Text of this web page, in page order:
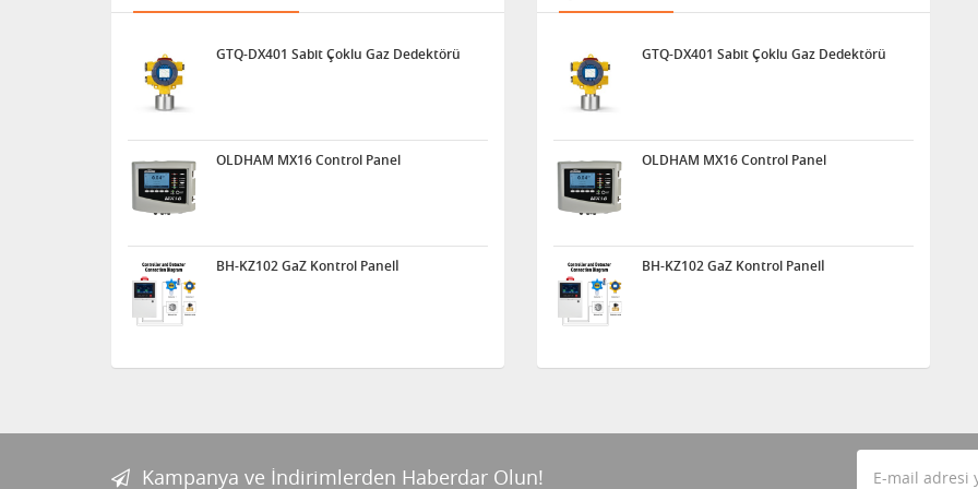
GTQ-DX401 Sabit Çoklu Gaz Dedektörü
OLDHAM MX16 Control Panel
BH-KZ102 GaZ Kontrol Panelİ
GTQ-DX401 Sabit Çoklu Gaz Dedektörü
OLDHAM MX16 Control Panel
BH-KZ102 GaZ Kontrol Panelİ
Kampanya ve İndirimlerden Haberdar Olun!